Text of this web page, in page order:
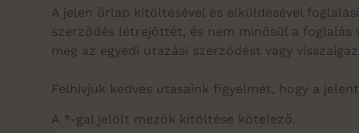
A jelen űrlap kitöltésével és elküldésével
szerződés létrejöttét, és nem minősül a
meg az egyedi utazási szerződést vagy
Felhívjuk kedves utasaink figyelmét, hogy a
A *-gal jelölt mezők kitöltése kötelező.